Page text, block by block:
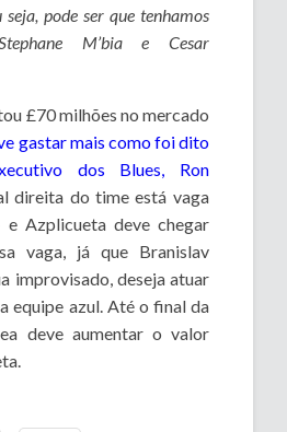
pode ser que tenhamos
M’bia e Cesar
£70 milhões no mercado
gastar mais como foi dito
dos Blues, Ron
direita do time está vaga
Azplicueta deve chegar
vaga, já que Branislav
improvisado, deseja atuar
equipe azul. Até o final da
deve aumentar o valor